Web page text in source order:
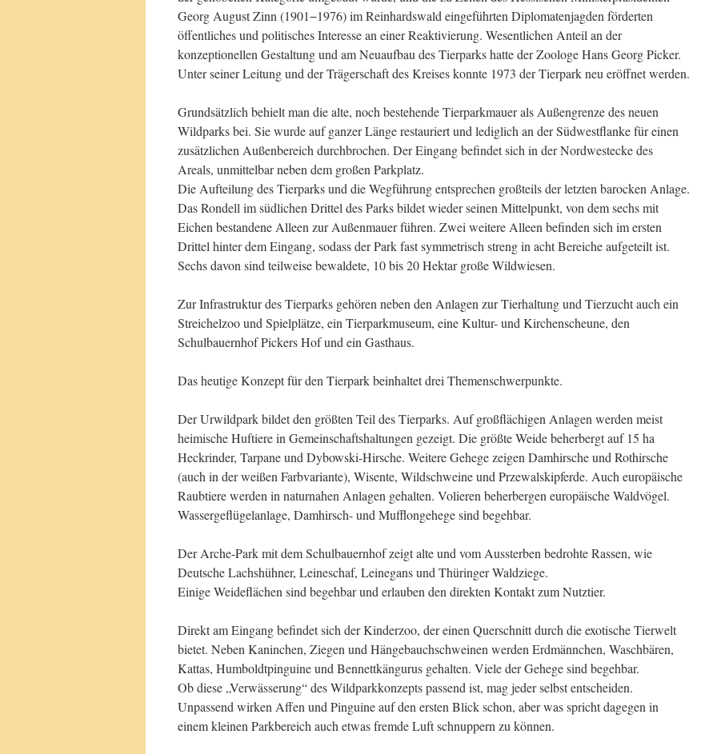
Georg August Zinn (1901−1976) im Reinhardswald eingeführten Diplomatenjagden förderten
öffentliches und politisches Interesse an einer Reaktivierung. Wesentlichen Anteil an der
konzeptionellen Gestaltung und am Neuaufbau des Tierparks hatte der Zoologe Hans Georg Picker.
Unter seiner Leitung und der Trägerschaft des Kreises konnte 1973 der Tierpark neu eröffnet werden.
Grundsätzlich behielt man die alte, noch bestehende Tierparkmauer als Außengrenze des neuen
Wildparks bei. Sie wurde auf ganzer Länge restauriert und lediglich an der Südwestflanke für einen
zusätzlichen Außenbereich durchbrochen. Der Eingang befindet sich in der Nordwestecke des
Areals, unmittelbar neben dem großen Parkplatz.
Die Aufteilung des Tierparks und die Wegführung entsprechen großteils der letzten barocken Anlage.
Das Rondell im südlichen Drittel des Parks bildet wieder seinen Mittelpunkt, von dem sechs mit
Eichen bestandene Alleen zur Außenmauer führen. Zwei weitere Alleen befinden sich im ersten
Drittel hinter dem Eingang, sodass der Park fast symmetrisch streng in acht Bereiche aufgeteilt ist.
Sechs davon sind teilweise bewaldete, 10 bis 20 Hektar große Wildwiesen.
Zur Infrastruktur des Tierparks gehören neben den Anlagen zur Tierhaltung und Tierzucht auch ein
Streichelzoo und Spielplätze, ein Tierparkmuseum, eine Kultur- und Kirchenscheune, den
Schulbauernhof Pickers Hof und ein Gasthaus.
Das heutige Konzept für den Tierpark beinhaltet drei Themenschwerpunkte.
Der Urwildpark bildet den größten Teil des Tierparks. Auf großflächigen Anlagen werden meist
heimische Huftiere in Gemeinschaftshaltungen gezeigt. Die größte Weide beherbergt auf 15 ha
Heckrinder, Tarpane und Dybowski-Hirsche. Weitere Gehege zeigen Damhirsche und Rothirsche
(auch in der weißen Farbvariante), Wisente, Wildschweine und Przewalskipferde. Auch europäische
Raubtiere werden in naturnahen Anlagen gehalten. Volieren beherbergen europäische Waldvögel.
Wassergeflügelanlage, Damhirsch- und Mufflongehege sind begehbar.
Der Arche-Park mit dem Schulbauernhof zeigt alte und vom Aussterben bedrohte Rassen, wie
Deutsche Lachshühner, Leineschaf, Leinegans und Thüringer Waldziege.
Einige Weideflächen sind begehbar und erlauben den direkten Kontakt zum Nutztier.
Direkt am Eingang befindet sich der Kinderzoo, der einen Querschnitt durch die exotische Tierwelt
bietet. Neben Kaninchen, Ziegen und Hängebauchschweinen werden Erdmännchen, Waschbären,
Kattas, Humboldtpinguine und Bennettkängurus gehalten. Viele der Gehege sind begehbar.
Ob diese „Verwässerung“ des Wildparkkonzepts passend ist, mag jeder selbst entscheiden.
Unpassend wirken Affen und Pinguine auf den ersten Blick schon, aber was spricht dagegen in
einem kleinen Parkbereich auch etwas fremde Luft schnuppern zu können.